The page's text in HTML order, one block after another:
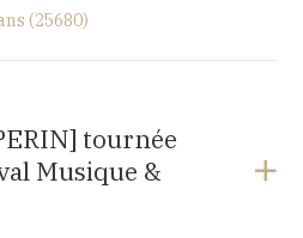
(25680)
tournée
Musique &